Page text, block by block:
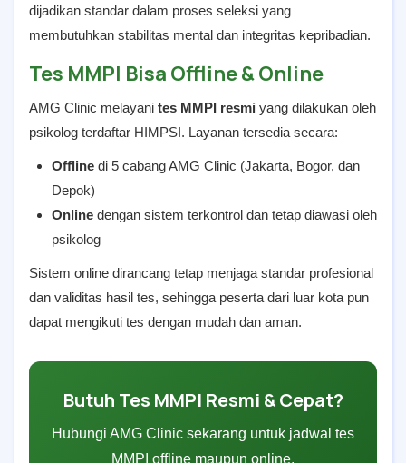
dijadikan standar dalam proses seleksi yang
membutuhkan stabilitas mental dan integritas kepribadian.
Tes MMPI Bisa Offline & Online
AMG Clinic melayani tes MMPI resmi yang dilakukan oleh
psikolog terdaftar HIMPSI. Layanan tersedia secara:
Offline di 5 cabang AMG Clinic (Jakarta, Bogor, dan
Depok)
Online dengan sistem terkontrol dan tetap diawasi oleh
psikolog
Sistem online dirancang tetap menjaga standar profesional
dan validitas hasil tes, sehingga peserta dari luar kota pun
dapat mengikuti tes dengan mudah dan aman.
Butuh Tes MMPI Resmi & Cepat?
Hubungi AMG Clinic sekarang untuk jadwal tes
MMPI offline maupun online.